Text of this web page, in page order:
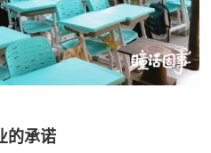
的承诺